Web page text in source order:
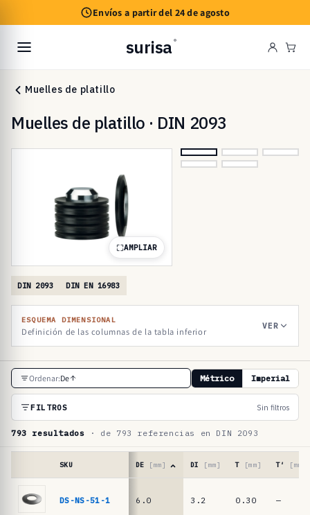
al contenido
Envíos a partir del 24 de agosto
surisa ®
Muelles de platillo
Muelles de platillo · DIN 2093
AMPLIAR
DIN 2093 DIN EN 16983
ESQUEMA DIMENSIONAL
Definición de las columnas de la tabla inferior
VER
T
a
l
a
Ordenar:De Métrico Imperial
FILTROS Sin filtros
793 resultados · de 793 referencias en DIN 2093
SKU DE [mm] DI [mm] T [mm] T′ [mm]
DS-NS-51-1 6.0 3.2 0.30 —